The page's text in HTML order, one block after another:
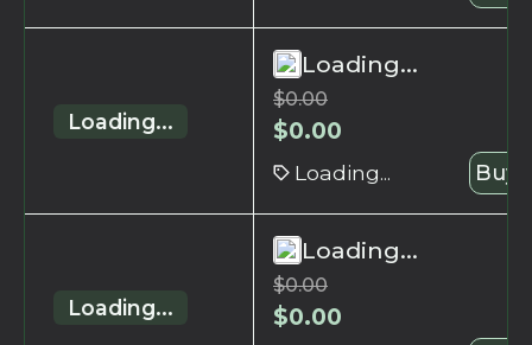
Loading...
Loading...
$0.00
$0.00
Loading... Buy
Loading...
Loading...
$0.00
$0.00